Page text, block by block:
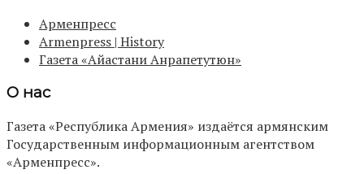
Арменпресс
Armenpress | History
Газета «Айастани Анрапетутюн»
О нас
Газета «Республика Армения» издаётся армянским
Государственным информационным агентством
«Арменпресс».